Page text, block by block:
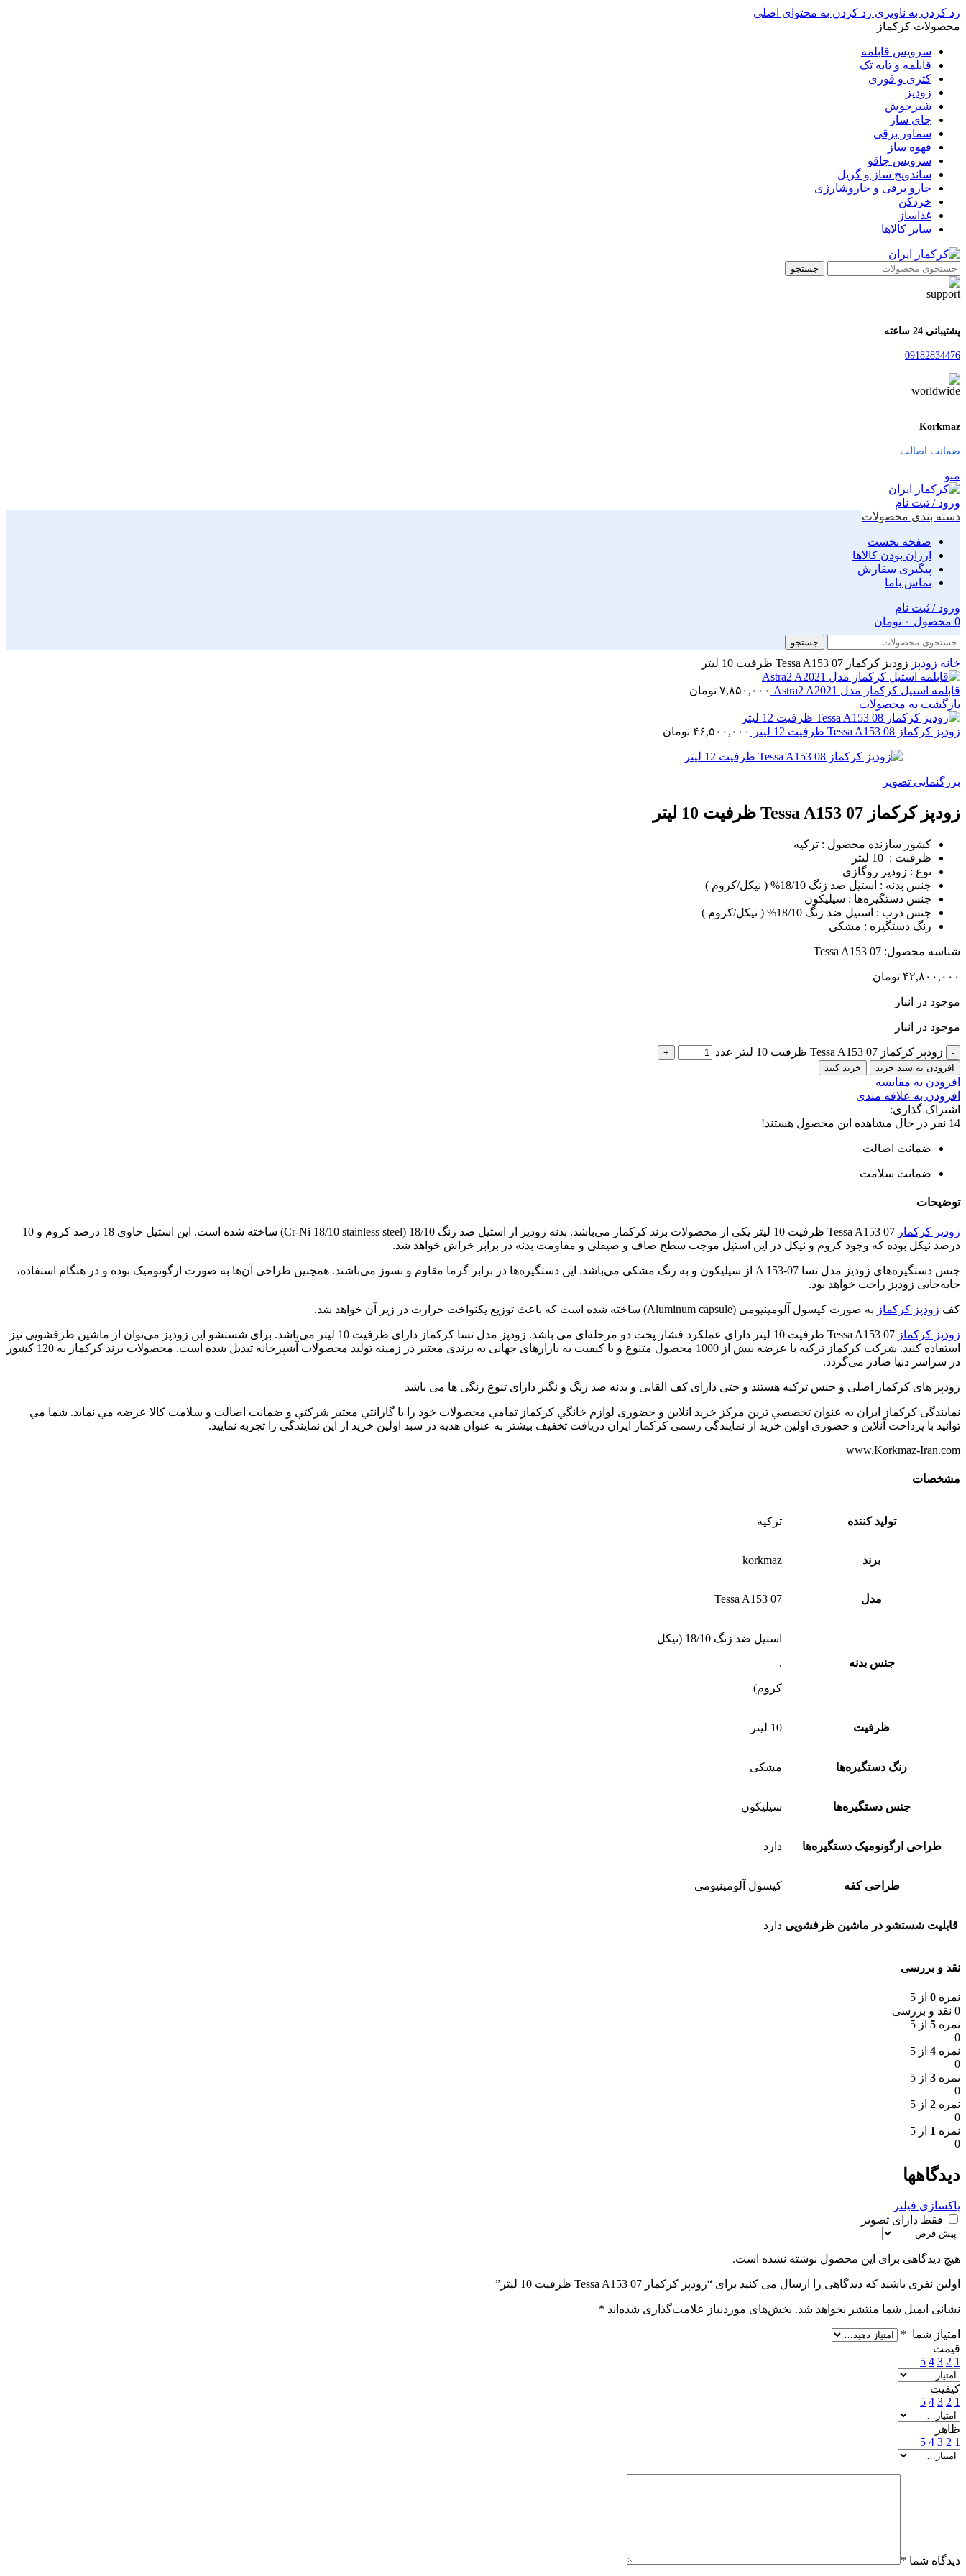
رد کردن به ناوبری رد کردن به محتوای اصلی
محصولات کرکماز
سرویس قابلمه
قابلمه و تابه تک
کتری و قوری
زودپز
شیرجوش
چای ساز
سماور برقی
قهوه ساز
سرویس چاقو
ساندویچ ساز و گریل
جارو برقی و جاروشارژی
خردکن
غذاساز
سایر کالاها
جستجو
پشتیبانی 24 ساعته
09182834476
Korkmaz
ضمانت اصالت
منو
ورود / ثبت نام
دسته بندی محصولات
صفحه نخست
ارزان بودن کالاها
پیگیری سفارش
تماس باما
ورود / ثبت نام
0 محصول ۰ تومان
جستجو
خانه زودپز زودپز کرکماز Tessa A153 07 ظرفیت 10 لیتر
قابلمه استیل کرکماز مدل Astra2 A2021 ۷,۸۵۰,۰۰۰ تومان
بازگشت به محصولات
زودپز کرکماز Tessa A153 08 ظرفیت 12 لیتر ۴۶,۵۰۰,۰۰۰ تومان
بزرگنمایی تصویر
زودپز کرکماز Tessa A153 07 ظرفیت 10 لیتر
کشور سازنده محصول : ترکیه
ظرفیت : 10 لیتر
نوع : زودپز روگازی
جنس بدنه : استیل ضد زنگ 18/10% ( نیکل/کروم )
جنس دستگیره‌ها : سیلیکون
جنس درب : استیل ضد زنگ 18/10% ( نیکل/کروم )
رنگ دستگیره : مشکی
شناسه محصول: Tessa A153 07
۴۲,۸۰۰,۰۰۰ تومان
موجود در انبار
موجود در انبار
زودپز کرکماز Tessa A153 07 ظرفیت 10 لیتر عدد
افزودن به سبد خرید خرید کنید
افزودن به مقایسه
افزودن به علاقه مندی
اشتراک گذاری:
14 نفر در حال مشاهده این محصول هستند!
ضمانت اصالت
ضمانت سلامت
توضیحات
زودپز کرکماز
Tessa A153 07 ظرفیت 10 لیتر یکی از محصولات برند کرکماز می‌باشد. بدنه زودپز از استیل ضد زنگ 18/10 (Cr-Ni 18/10 stainless steel) ساخته شده است. این استیل حاوی 18 درصد کروم و 10
درصد نیکل بوده که وجود کروم و نیکل در این استیل موجب سطح صاف و صیقلی و مقاومت بدنه در برابر خراش خواهد شد.
جنس دستگیره‌های زودپز مدل تسا A 153-07 از سیلیکون و به رنگ مشکی می‌باشد. این دستگیره‌ها در برابر گرما مقاوم و نسوز می‌باشند. همچنین طراحی آن‌ها به صورت ارگونومیک بوده و در هنگام استفاده،
جابه‌جایی زودپز راحت خواهد بود.
کف زودپز کرکماز به صورت کپسول آلومینیومی (Aluminum capsule) ساخته شده است که باعث توزیع یکنواخت حرارت در زیر آن خواهد شد.
زودپز کرکماز
Tessa A153 07 ظرفیت 10 لیتر دارای عملکرد فشار پخت دو مرحله‌ای می‌‌ باشد. زودپز مدل تسا کرکماز دارای ظرفیت 10 لیتر می‌باشد. برای شستشو این زودپز می‌توان از ماشین ظرفشویی نیز
استفاده کنید. شرکت کرکماز ترکیه با عرضه بیش از 1000 محصول متنوع و با کیفیت به بازارهای جهانی به برندی معتبر در زمینه تولید محصولات آشپزخانه تبدیل شده است. محصولات برند کرکماز به 120 کشور
در سراسر دنیا صادر می‌گردد.
زودپز های کرکماز اصلی و جنس ترکیه هستند و حتی دارای کف القایی و بدنه ضد زنگ و نگیر دارای تنوع رنگی ها می باشد
نمایندگی کرکماز ایران به عنوان تخصصي ترين مرکز خريد انلاين و حضوری لوازم خانگي کرکماز تمامي محصولات خود را با گارانتي معتبر شرکتي و ضمانت اصالت و سلامت کالا عرضه مي نمايد. شما مي
توانيد با پرداخت آنلاين و حضوری اولين خريد از نمایندگی رسمی کرکماز ایران دريافت تخفيف بيشتر به عنوان هديه در سبد اولين خريد از اين نمایندگی را تجربه نماييد.
www.Korkmaz-Iran.com
مشخصات
تولید کننده ترکیه
برند korkmaz
مدل Tessa A153 07
جنس بدنه
استیل ضد زنگ 18/10 (نیکل
,
کروم)
ظرفیت 10 لیتر
رنگ دستگیره‌ها مشکی
جنس دستگیره‌ها سیلیکون
طراحی ارگونومیک دستگیره‌ها دارد
طراحی کفه کپسول آلومینیومی
قابلیت شستشو در ماشین ظرفشویی دارد
نقد و بررسی
نمره 0 از 5
0 نقد و بررسی
نمره 5 از 5
0
نمره 4 از 5
0
نمره 3 از 5
0
نمره 2 از 5
0
نمره 1 از 5
0
دیدگاهها
پاکسازی فیلتر
فقط دارای تصویر
هیچ دیدگاهی برای این محصول نوشته نشده است.
اولین نفری باشید که دیدگاهی را ارسال می کنید برای “زودپز کرکماز Tessa A153 07 ظرفیت 10 لیتر”
نشانی ایمیل شما منتشر نخواهد شد. بخش‌های موردنیاز علامت‌گذاری شده‌اند *
امتیاز شما *
قیمت
1
2
3
4
5
کیفیت
1
2
3
4
5
ظاهر
1
2
3
4
5
دیدگاه شما *